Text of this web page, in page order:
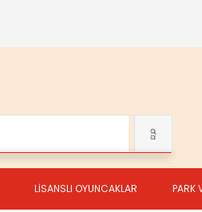
LİSANSLI OYUNCAKLAR PARK